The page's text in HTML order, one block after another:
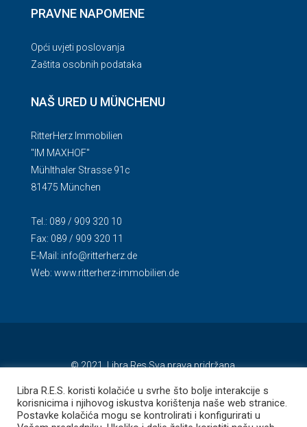
PRAVNE NAPOMENE
Opći uvjeti poslovanja
Zaštita osobnih podataka
NAŠ URED U MÜNCHENU
RitterHerz Immobilien
"IM MAXHOF"
Mühlthaler Strasse 91c
81475 München
Tel.: 089 / 909 320 10
Fax: 089 / 909 320 11
E-Mail: info@ritterherz.de
Web: www.ritterherz-immobilien.de
© 2021. Libra Res Sva prava pridržana.
Libra R.E.S. koristi kolačiće u svrhe što bolje interakcije s
korisnicima i njihovog iskustva korištenja naše web stranice.
Postavke kolačića mogu se kontrolirati i konfigurirati u